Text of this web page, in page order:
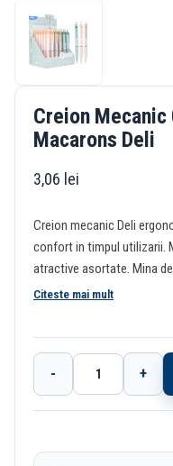
Creion
Macarons Deli
3,06 lei
Creion mecanic Deli
confort in timpul utilizarii.
atractive asortate. Mina de
Citeste mai mult
Cantitate
Creion
- +